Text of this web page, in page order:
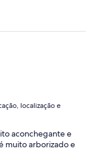
localização e
aconchegante e
muito arborizado e